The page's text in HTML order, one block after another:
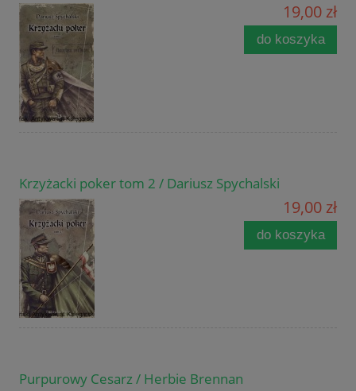
19,00 zł
do koszyka
Krzyżacki poker tom 2 / Dariusz Spychalski
19,00 zł
do koszyka
Purpurowy Cesarz / Herbie Brennan